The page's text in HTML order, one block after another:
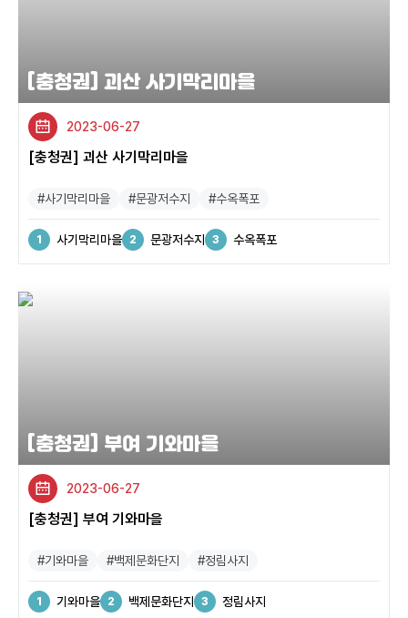
[충청권] 괴산 사기막리마을
2023-06-27
[충청권] 괴산 사기막리마을
#사기막리마을 #문광저수지 #수옥폭포
사기막리마을 문광저수지 수옥폭포
[충청권] 부여 기와마을
2023-06-27
[충청권] 부여 기와마을
#기와마을 #백제문화단지 #정림사지
기와마을 백제문화단지 정림사지